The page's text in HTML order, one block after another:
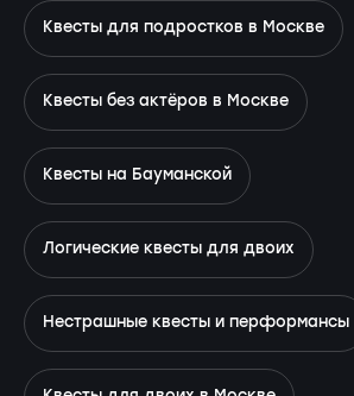
Квесты для подростков в Москве
Квесты без актёров в Москве
Квесты на Бауманской
Логические квесты для двоих
Нестрашные квесты и перформансы